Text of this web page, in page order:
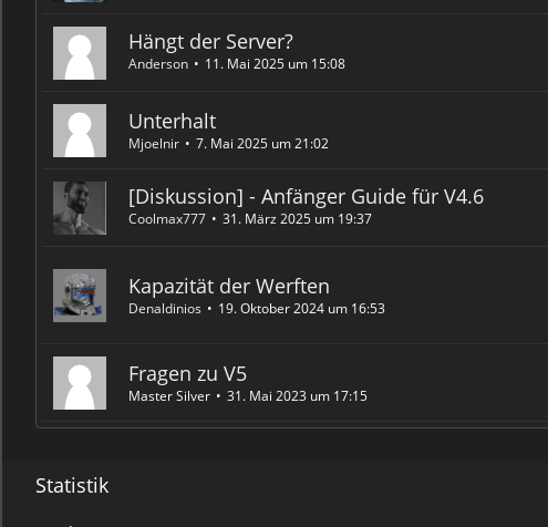
Hängt der Server?
Anderson 11. Mai 2025 um 15:08
Unterhalt
Mjoelnir 7. Mai 2025 um 21:02
[Diskussion] - Anfänger Guide für V4.6
Coolmax777 31. März 2025 um 19:37
Kapazität der Werften
Denaldinios 19. Oktober 2024 um 16:53
Fragen zu V5
Master Silver 31. Mai 2023 um 17:15
Statistik